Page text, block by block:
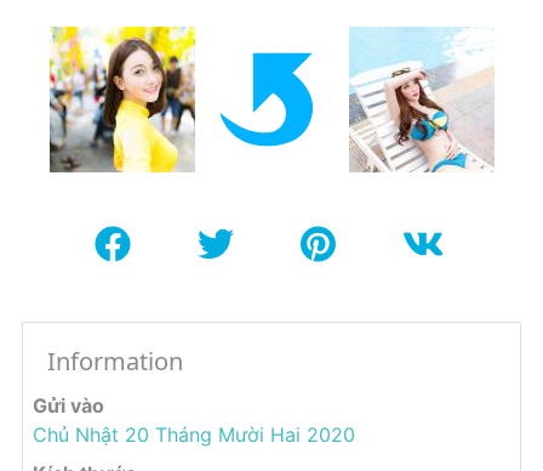
Information
Gửi vào
Chủ Nhật 20 Tháng Mười Hai 2020